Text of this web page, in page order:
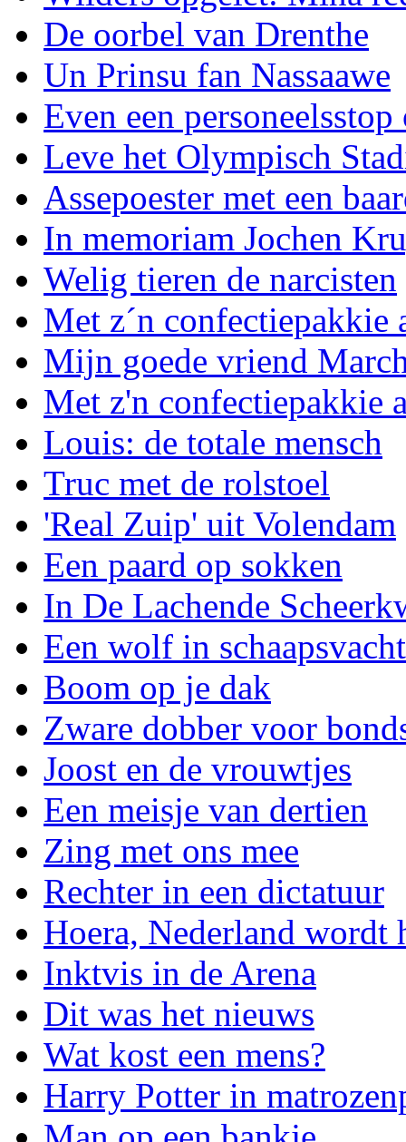
De oorbel van Drenthe
Un Prinsu fan Nassaawe
Even een
Leve het Olympisch
Assepoester met een
In memoriam Jochen
Welig tieren de narcisten
Met z´n confectiepakkie
Mijn goede vriend
Met z'n confectiepakkie
Louis: de totale mensch
Truc met de rolstoel
'Real Zuip' uit Volendam
Een paard op sokken
In De Lachende
Een wolf in schaapsvacht
Boom op je dak
Zware dobber voor
Joost en de vrouwtjes
Een meisje van dertien
Zing met ons mee
Rechter in een dictatuur
Hoera, Nederland wordt
Inktvis in de Arena
Dit was het nieuws
Wat kost een mens?
Harry Potter in